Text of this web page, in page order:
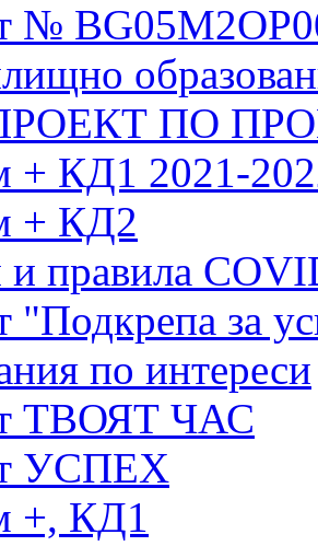
№
ПО
+ КД1 2021-
+ КД2
правила
"Подкрепа за
по интереси
ТВОЯТ ЧАС
УСПЕХ
+, КД1